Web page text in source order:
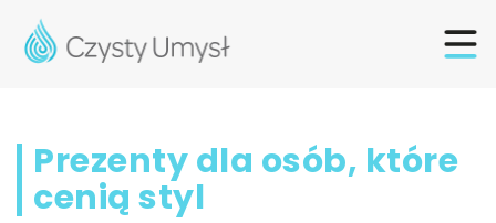
Prezenty dla osób, które
cenią styl